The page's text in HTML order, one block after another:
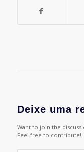
Deixe uma
Want to join the
Feel free to contribute!